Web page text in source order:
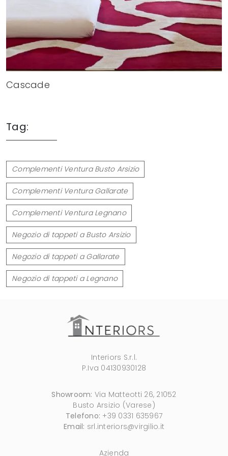
Cascade
Tag:
Complementi Ventura Busto Arsizio
Complementi Ventura Gallarate
Complementi Ventura Legnano
Negozio di tappeti a Busto Arsizio
Negozio di tappeti a Gallarate
Negozio di tappeti a Legnano
Interiors S.r.l.
P.Iva 04130930128
Showroom: Via Matteotti 26, 21052
Busto Arsizio (Varese)
Telefono: +39 0331 635967
Email: srl.interiors@virgilio.it
Azienda